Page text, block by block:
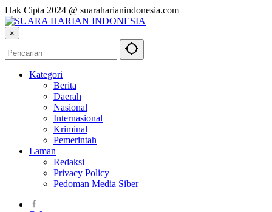
Hak Cipta 2024 @ suaraharianindonesia.com
×
Kategori
Berita
Daerah
Nasional
Internasional
Kriminal
Pemerintah
Laman
Redaksi
Privacy Policy
Pedoman Media Siber